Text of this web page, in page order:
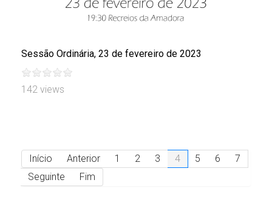
Sessão Ordinária, 23 de fevereiro de 2023
142 views
Início Anterior 1 2 3 4 5 6
7
Seguinte
Fim